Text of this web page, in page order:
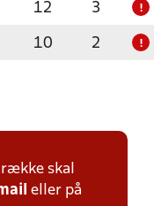
12 3 !
10 2 !
skal
eller på